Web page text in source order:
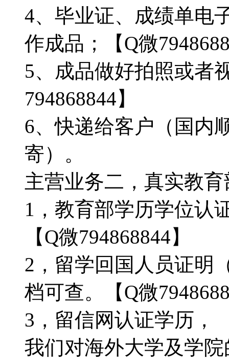
4、毕业证、成绩单电
作成品；【Q微
5、成品做好拍照或者
794868844】
6、快递给客户（国内
寄）。
主营业务二，真实教
1，教育部学历学位认
【Q微794868844】
2，留学回国人员证明
档可查。【Q微
3，留信网认证学历，
我们对海外大学及学